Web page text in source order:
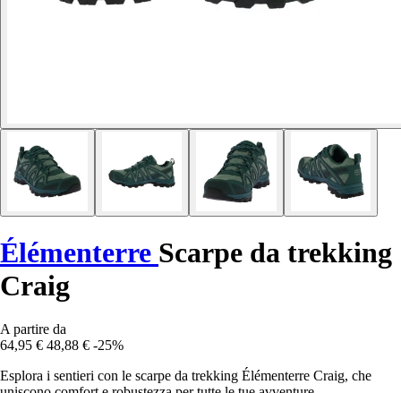
Élémenterre Scarpe da trekking
Craig
A partire da
64,95 € 48,88 € -25%
Esplora i sentieri con le scarpe da trekking Élémenterre Craig, che